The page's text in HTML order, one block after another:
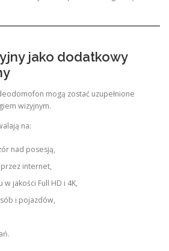
jako dodatkowy
mogą zostać uzupełnione
wizyjnym.
na:
nad posesją,
internet,
jakości Full HD i 4K,
i pojazdów,